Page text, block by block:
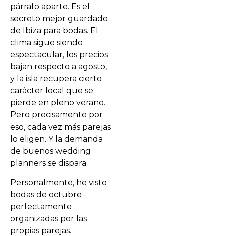
párrafo aparte. Es el
secreto mejor guardado
de Ibiza para bodas. El
clima sigue siendo
espectacular, los precios
bajan respecto a agosto,
y la isla recupera cierto
carácter local que se
pierde en pleno verano.
Pero precisamente por
eso, cada vez más parejas
lo eligen. Y la demanda
de buenos wedding
planners se dispara.
Personalmente, he visto
bodas de octubre
perfectamente
organizadas por las
propias parejas.